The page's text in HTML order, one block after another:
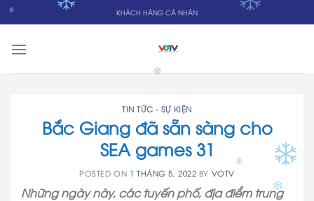
Skip
to
content
KHÁCH HÀNG CÁ NHÂN
TIN TỨC - SỰ KIỆN
Bắc Giang đã sẵn sàng cho
SEA games 31
POSTED ON 1 THÁNG 5, 2022 BY VOTV
Những ngày này, các tuyến phố, địa điểm trung